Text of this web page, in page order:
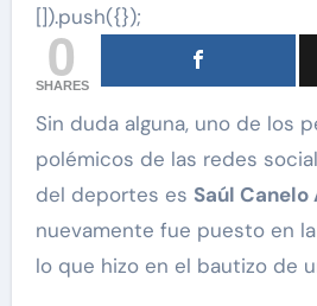
[]).push({});
0
SHARES
Sin duda alguna, uno de los personajes más
polémicos de las redes
del deportes es Saúl Canelo
nuevamente fue puesto en
lo que hizo en el bautizo de